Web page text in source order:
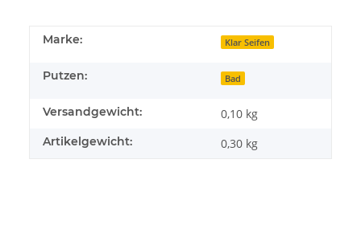
Marke: Klar Seifen
Putzen: Bad
Versandgewicht: 0,10 kg
Artikelgewicht: 0,30 kg